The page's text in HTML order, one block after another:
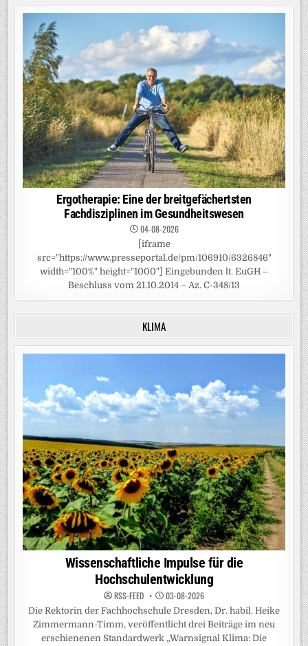
Ergotherapie: Eine der breitgefächertsten
Fachdisziplinen im Gesundheitswesen
04-08-2026
[iframe
src="https://www.presseportal.de/pm/106910/6326846"
width="100%" height="1000"] Eingebunden lt. EuGH –
Beschluss vom 21.10.2014 – Az. C-348/13
KLIMA
Wissenschaftliche Impulse für die
Hochschulentwicklung
RSS-FEED 03-08-2026
Die Rektorin der Fachhochschule Dresden, Dr. habil. Heike
Zimmermann-Timm, veröffentlicht drei Beiträge im neu
erschienenen Standardwerk „Warnsignal Klima: Die